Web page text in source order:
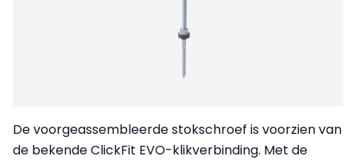
De voorgeassembleerde stokschroef is voorzien van
de bekende ClickFit EVO-klikverbinding. Met de